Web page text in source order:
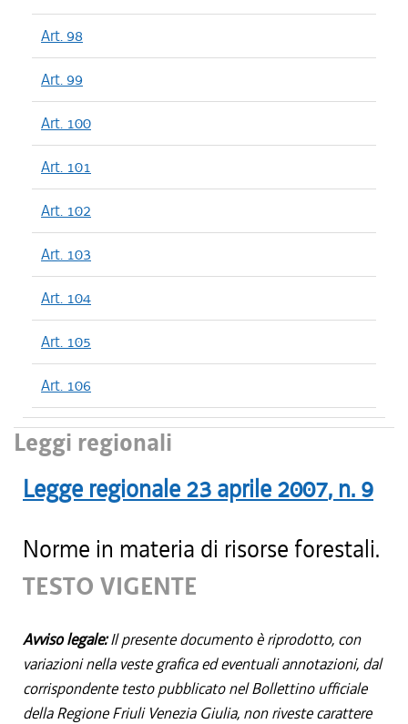
Art. 98
Art. 99
Art. 100
Art. 101
Art. 102
Art. 103
Art. 104
Art. 105
Art. 106
Leggi regionali
Legge regionale 23 aprile 2007, n. 9
Norme in materia di risorse forestali.
TESTO VIGENTE
Avviso legale:Il presente documento è riprodotto, con
variazioni nella veste grafica ed eventuali annotazioni, dal
corrispondente testo pubblicato nel Bollettino ufficiale
della Regione Friuli Venezia Giulia, non riveste carattere